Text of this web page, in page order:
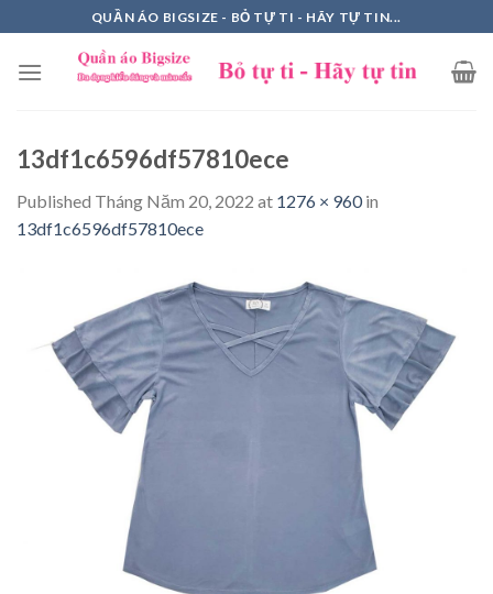
to
content
QUẦN ÁO BIGSIZE - BỎ TỰ TI - HÃY TỰ TIN...
13df1c6596df57810ece
Published Tháng Năm 20, 2022 at 1276 × 960in
13df1c6596df57810ece